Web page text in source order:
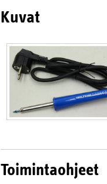
Kuvat
Toimintaohjeet